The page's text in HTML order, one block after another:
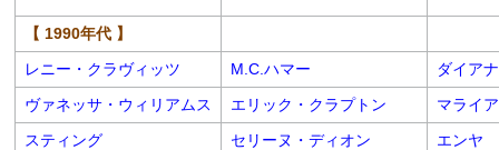
【 1990年代 】
レニー・クラヴィッツ
M.C.ハマー
ダイア
ヴァネッサ・ウィリアムス
エリック・クラプトン
マライ
スティング
セリーヌ・ディオン
エンヤ